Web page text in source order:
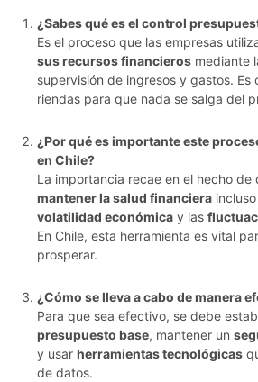
¿Sabes qué es el control
Es el proceso que las empresas
sus recursos financieros mediante
supervisión de ingresos y gastos. Es
riendas para que nada se salga del
¿Por qué es importante este
en Chile?
La importancia recae en el hecho de
mantener la salud financiera
volatilidad económica y las
En Chile, esta herramienta es vital
prosperar.
¿Cómo se lleva a cabo de manera
Para que sea efectivo, se debe
presupuesto base, mantener un
y usar herramientas tecnológicas
de datos.